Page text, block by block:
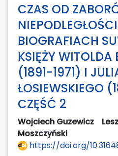
CZAS OD
BIOGRAFIACH
KSIĘŻY
(1891-1971) I
ŁOSIEWSKIEGO
CZĘŚĆ 2
Wojciech Guzewicz
Moszczyński
https://doi.org/